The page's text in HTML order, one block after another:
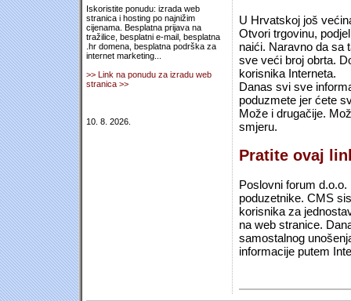
Iskoristite ponudu: izrada web
stranica i hosting po najnižim
cijenama. Besplatna prijava na
tražilice, besplatni e-mail, besplatna
.hr domena, besplatna podrška za
internet marketing...
>> Link na ponudu za izradu web
stranica >>
10. 8. 2026.
U Hrvatskoj još
Otvori trgovinu,
naići. Naravno da sa
sve veći broj obrta.
korisnika Interneta.
Danas svi sve
poduzmete jer ćete
Može i drugačije.
smjeru.
Pratite ovaj
Poslovni forum
poduzetnike. CMS
korisnika za
na web stranice.
samostalnog
informacije putem